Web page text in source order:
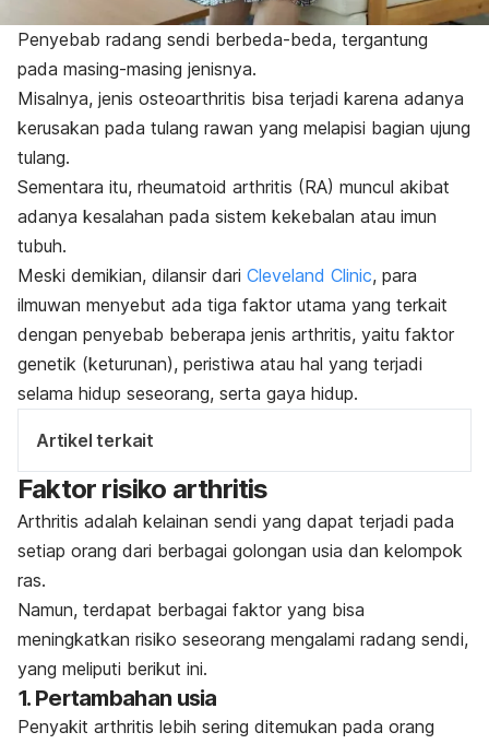
Penyebab radang sendi berbeda-beda, tergantung
pada masing-masing jenisnya.
Misalnya, jenis osteoarthritis bisa terjadi karena adanya
kerusakan pada tulang rawan yang melapisi bagian ujung
tulang.
Sementara itu, rheumatoid arthritis (RA) muncul akibat
adanya kesalahan pada sistem kekebalan atau imun
tubuh.
Meski demikian, dilansir dari Cleveland Clinic, para
ilmuwan menyebut ada tiga faktor utama yang terkait
dengan penyebab beberapa jenis arthritis, yaitu faktor
genetik (keturunan), peristiwa atau hal yang terjadi
selama hidup seseorang, serta gaya hidup.
Artikel terkait
Faktor risiko arthritis
Arthritis adalah kelainan sendi yang dapat terjadi pada
setiap orang dari berbagai golongan usia dan kelompok
ras.
Namun, terdapat berbagai faktor yang bisa
meningkatkan risiko seseorang mengalami radang sendi,
yang meliputi berikut ini.
1. Pertambahan usia
Penyakit arthritis lebih sering ditemukan pada orang